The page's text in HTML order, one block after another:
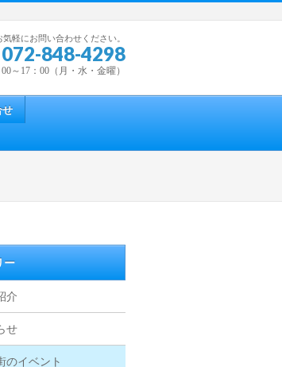
気軽にお問い合わせください。
072-848-4298
～17：00（月・水・金曜）
せ
ー
介
せ
のイベント